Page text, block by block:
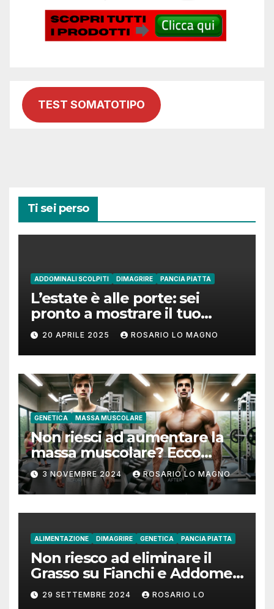
TEST SOMATOTIPO
Ti sei perso
ADDOMINALI SCOLPITI DIMAGRIRE PANCIA PIATTA
L’estate è alle porte: sei
pronto a mostrare il tuo
addome piatto?
20 APRILE 2025 ROSARIO LO MAGNO
GENETICA MASSA MUSCOLARE
Non riesci ad aumentare la
massa muscolare? Ecco
come fare!
3 NOVEMBRE 2024 ROSARIO LO MAGNO
ALIMENTAZIONE DIMAGRIRE GENETICA PANCIA PIATTA
Non riesco ad eliminare il
Grasso su Fianchi e Addome:
cause e rimedi
29 SETTEMBRE 2024 ROSARIO LO